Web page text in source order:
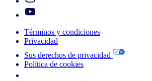
Términos y condiciones
Privacidad
Sus derechos de privacidad
Política de cookies